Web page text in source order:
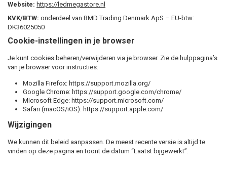
Website: https://ledmegastore.nl
KVK/BTW: onderdeel van BMD Trading Denmark ApS – EU-btw:
DK36025050
Cookie-instellingen in je browser
Je kunt cookies beheren/verwijderen via je browser. Zie de hulppagina’s
van je browser voor instructies:
Mozilla Firefox: https://support.mozilla.org/
Google Chrome: https://support.google.com/chrome/
Microsoft Edge: https://support.microsoft.com/
Safari (macOS/iOS): https://support.apple.com/
Wijzigingen
We kunnen dit beleid aanpassen. De meest recente versie is altijd te
vinden op deze pagina en toont de datum “Laatst bijgewerkt”.